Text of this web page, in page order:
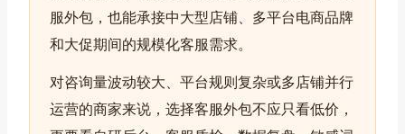
服外包，也能承接中大型店铺、多平台电商品牌
和大促期间的规模化客服需求。
对咨询量波动较大、平台规则复杂或多店铺并行
运营的商家来说，选择客服外包不应只看低价，